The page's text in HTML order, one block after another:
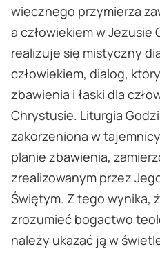
wiecznego przymierza
a człowiekiem w Jezusie
realizuje się mistyczny
człowiekiem, dialog,
zbawienia i łaski dla
Chrystusie. Liturgia
zakorzeniona w
planie zbawienia,
zrealizowanym przez
Świętym. Z tego wynika,
zrozumieć bogactwo
należy ukazać ją w